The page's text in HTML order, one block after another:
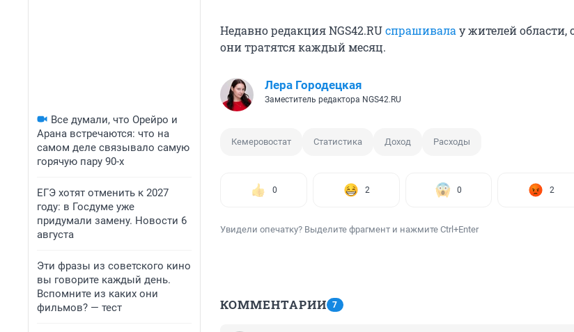
Все думали, что Орейро и
Арана встречаются: что на
самом деле связывало самую
горячую пару 90-х
ЕГЭ хотят отменить к 2027
году: в Госдуме уже
придумали замену. Новости 6
августа
Эти фразы из советского кино
вы говорите каждый день.
Вспомните из каких они
фильмов? — тест
Недавно редакция NGS42.RUспрашивала у жителей области,
они тратятся каждый месяц.
Лера Городецкая
Заместитель редактора NGS42.RU
Кемеровостат Статистика Доход Расходы
0 2 0 2
Увидели опечатку? Выделите фрагмент и нажмите Ctrl+Enter
КОММЕНТАРИИ 7